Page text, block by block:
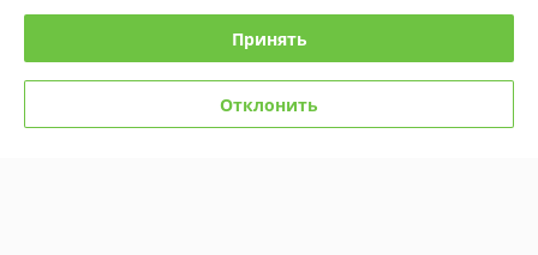
Доставка и оплата
График работы
Полная версия сайта
Принять
Отклонить